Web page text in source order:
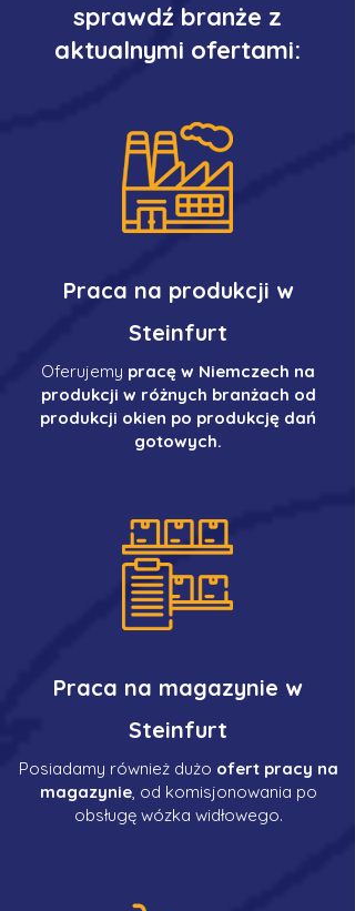
sprawdź branże z
aktualnymi ofertami:
Praca na produkcji w
Steinfurt
Oferujemy pracę w Niemczech na
produkcji w różnych branżach od
produkcji okien po produkcję dań
gotowych.
Praca na magazynie w
Steinfurt
Posiadamy również dużo ofert pracy na
magazynie, od komisjonowania po
obsługę wózka widłowego.